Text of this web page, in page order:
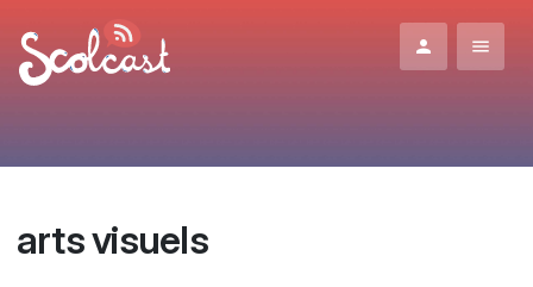
arts visuels